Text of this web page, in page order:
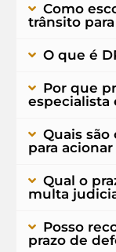
Como
trânsito
O que é
Por que
especialista
Quais
para acionar
Qual o
multa
Posso
prazo de